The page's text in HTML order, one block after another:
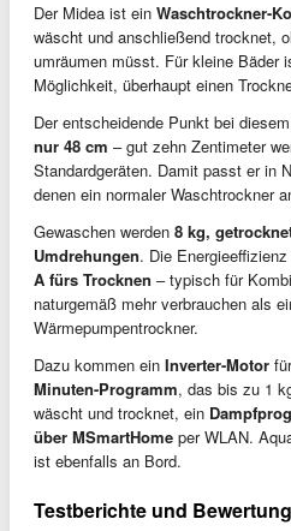
Der Midea ist ein Waschtrockner-
wäscht und anschließend trocknet,
umräumen müsst. Für kleine Bäder
Möglichkeit, überhaupt einen
Der entscheidende Punkt bei
nur 48 cm – gut zehn Zentimeter
Standardgeräten. Damit passt er in
denen ein normaler Waschtrockner
Gewaschen werden 8 kg,
Umdrehungen. Die
A fürs Trocknen – typisch für
naturgemäß mehr verbrauchen als
Wärmepumpentrockner.
Dazu kommen ein Inverter-Motor
Minuten-Programm, das bis zu 1
wäscht und trocknet, ein
über MSmartHome per WLAN.
ist ebenfalls an Bord.
Testberichte und